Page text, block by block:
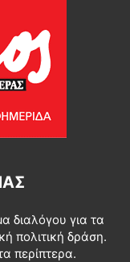
διαλόγου για τα
πολιτική δράση.
περίπτερα.